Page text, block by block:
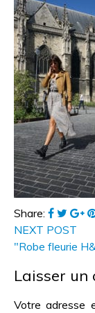
Share:
NEXT POST
"Robe fleurie
Laisser un
Votre adresse